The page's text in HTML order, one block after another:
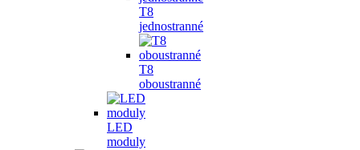
T8
jednostranné
T8
oboustranné
LED
moduly